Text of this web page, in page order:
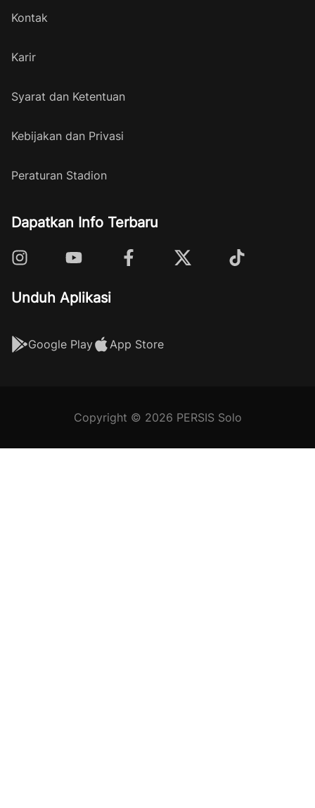
Kontak
Karir
Syarat dan Ketentuan
Kebijakan dan Privasi
Peraturan Stadion
Dapatkan Info Terbaru
Unduh Aplikasi
Google Play App Store
Copyright © 2026 PERSIS Solo